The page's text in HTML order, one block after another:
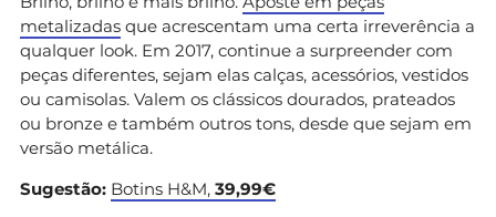
metalizadas que acrescentam uma certa irreverência a
qualquer look. Em 2017, continue a surpreender com
peças diferentes, sejam elas calças, acessórios, vestidos
ou camisolas. Valem os clássicos dourados, prateados
ou bronze e também outros tons, desde que sejam em
versão metálica.
Sugestão: Botins H&M, 39,99€